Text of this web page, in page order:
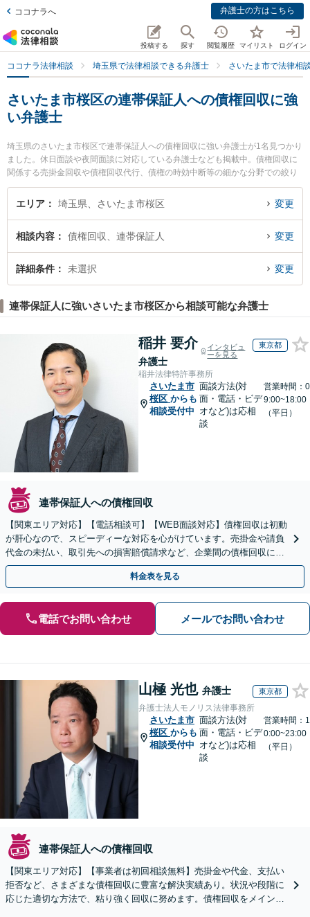
ココナラへ 弁護士の方はこちら
投稿する 探す 閲覧履歴 マイリスト ログイン
ココナラ法律相談 埼玉県で法律相談できる弁護士 さいたま市で法律相
さいたま市桜区の連帯保証人への債権回収に強
い弁護士
埼玉県のさいたま市桜区で連帯保証人への債権回収に強い弁護士が1名見つかり
ました。休日面談や夜間面談に対応している弁護士なども掲載中。債権回収に
関係する売掛金回収や債権回収代行、債権の時効中断等の細かな分野での絞り
込み検索もでき便利です。特に柏木法律事務所の柏木 恭平弁護士のプロフィー
ル情報や弁護士費用、強みなどが注目されています。『さいたま市桜区で土日
を検索したい』『初回相談無料で連帯保証人への債権回収を法律相談できるさ
いたま市桜区内の弁護士に相談予約したい』などでお困りの相談者さんにおす
すめです。
エリア 埼玉県、さいたま市桜区 変更
相談内容 債権回収、連帯保証人 変更
詳細条件 未選択 変更
連帯保証人に強いさいたま市桜区から相談可能な弁護士
稲井 要介
弁護士
インタビュ
ーを見る
東京都
稲井法律特許事務所
さいたま市
桜区 からも
相談受付中
面談方法(対
面・電話・ビデ
オなど)は応相
談
営業時間：0
9:00~18:00
（平日）
連帯保証人への債権回収
【関東エリア対応】【電話相談可】【WEB面談対応】債権回収は初動
が肝心なので、スピーディーな対応を心がけています。売掛金や請負
代金の未払い、取引先への損害賠償請求など、企業間の債権回収に幅
広く対応「フリーランスの報酬未払いもご相談ください」
料金表を見る
電話でお問い合わせ メールでお問い合わせ
山極 光也 弁護士 東京都
弁護士法人モノリス法律事務所
さいたま市
桜区 からも
相談受付中
面談方法(対
面・電話・ビデ
オなど)は応相
談
営業時間：1
0:00~23:00
（平日）
連帯保証人への債権回収
【関東エリア対応】【事業者は初回相談無料】売掛金や代金、支払い
拒否など、さまざまな債権回収に豊富な解決実績あり。状況や段階に
応じた適切な方法で、粘り強く回収に努めます。債権回収をメインと